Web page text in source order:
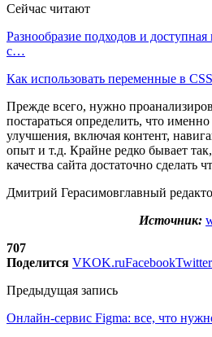
Сейчас читают
Разнообразие подходов и
с…
Как использовать переменные в CSS
Прежде всего, нужно
постараться определить, что
улучшения, включая контент,
опыт и т.д. Крайне редко бывает
качества сайта достаточно сделать
Дмитрий Герасимовглавный
Источник:
707
Поделится VKOK.ruFacebookTwitter
Предыдущая запись
Онлайн-сервис Figma: все, что